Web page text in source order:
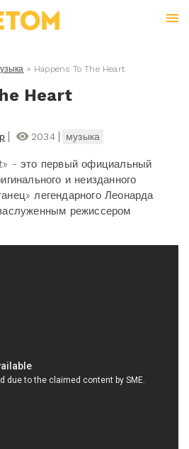
» Happens To The Heart
Heart
2034 музыка
- это первый официальный
и неизданного
легендарного Леонарда
режиссером